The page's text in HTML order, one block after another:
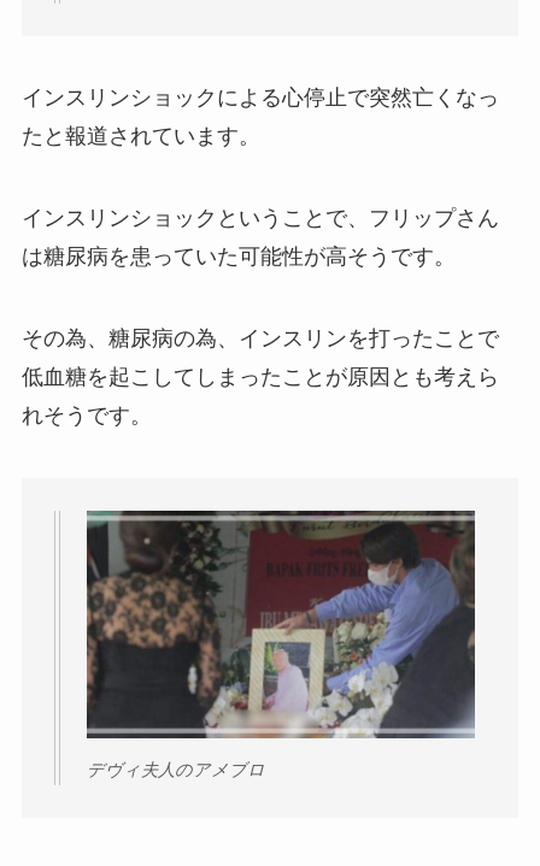
インスリンショックによる心停止で突然亡くなっ
たと報道されています。
インスリンショックということで、フリップさん
は糖尿病を患っていた可能性が高そうです。
その為、糖尿病の為、インスリンを打ったことで
低血糖を起こしてしまったことが原因とも考えら
れそうです。
デヴィ夫人のアメブロ